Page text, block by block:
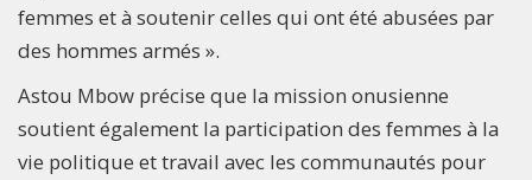
femmes et à soutenir celles qui ont été abusées par
des hommes armés ».
Astou Mbow précise que la mission onusienne
soutient également la participation des femmes à la
vie politique et travail avec les communautés pour